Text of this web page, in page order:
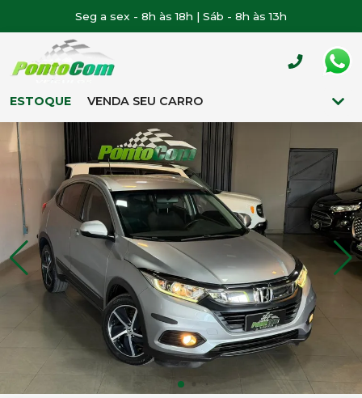
Seg a sex - 8h às 18h | Sáb - 8h às 13h
ESTOQUE VENDA SEU CARRO